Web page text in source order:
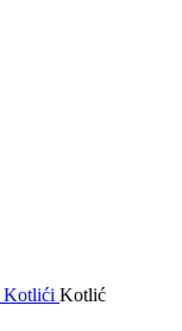
Kotlići Kotlić